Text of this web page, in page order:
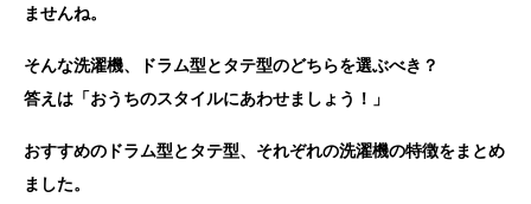
ませんね。
そんな洗濯機、ドラム型とタテ型のどちらを選ぶべき？
答えは「おうちのスタイルにあわせましょう！」
おすすめのドラム型とタテ型、それぞれの洗濯機の特徴をまとめ
ました。